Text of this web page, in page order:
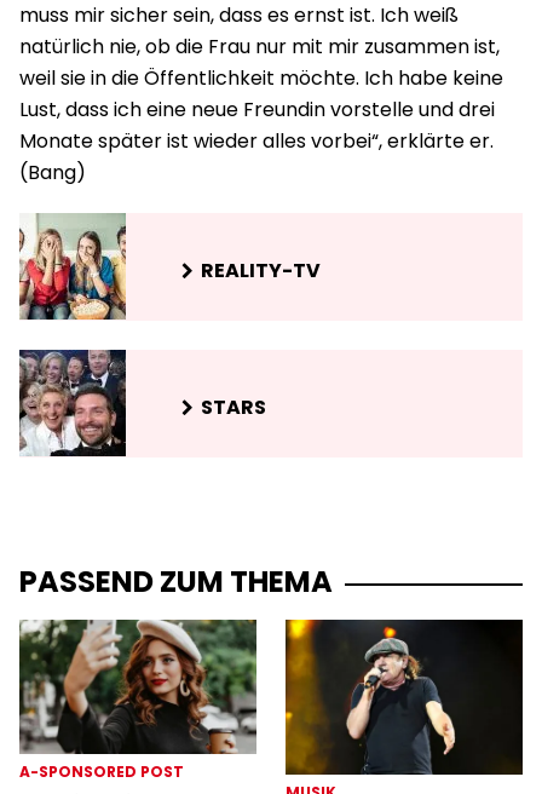
muss mir sicher sein, dass es ernst ist. Ich weiß
natürlich nie, ob die Frau nur mit mir zusammen ist,
weil sie in die Öffentlichkeit möchte. Ich habe keine
Lust, dass ich eine neue Freundin vorstelle und drei
Monate später ist wieder alles vorbei“, erklärte er.
(Bang)
REALITY-TV
STARS
PASSEND ZUM THEMA
A-SPONSORED POST